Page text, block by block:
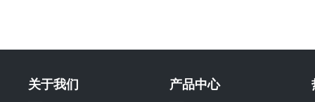
关于我们 产品中心